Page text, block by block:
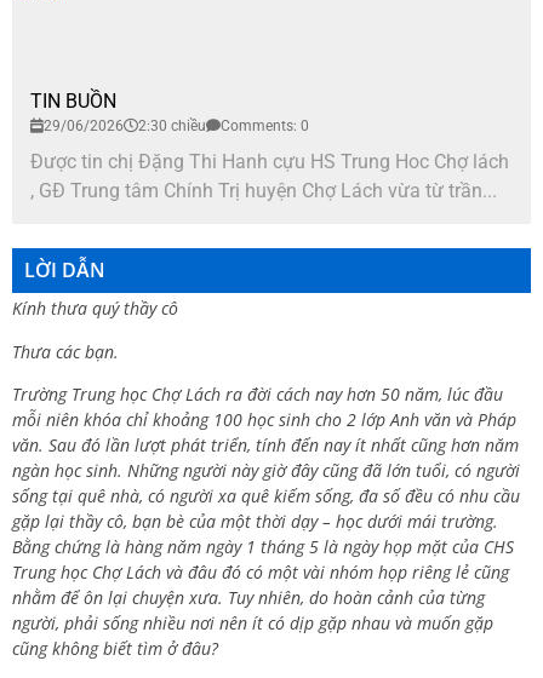
TIN BUỒN
29/06/2026 2:30 chiều Comments: 0
Được tin chị Đặng Thi Hanh cựu HS Trung Hoc Chợ lách
, GĐ Trung tâm Chính Trị huyện Chợ Lách vừa từ trần...
LỜI DẪN
Kính thưa quý thầy cô
Thưa các bạn.
Trường Trung học Chợ Lách ra đời cách nay hơn 50 năm, lúc đầu
mỗi niên khóa chỉ khoảng 100 học sinh cho 2 lớp Anh văn và Pháp
văn. Sau đó lần lượt phát triển, tính đến nay ít nhất cũng hơn năm
ngàn học sinh. Những người này giờ đây cũng đã lớn tuổi, có người
sống tại quê nhà, có người xa quê kiếm sống, đa số đều có nhu cầu
gặp lại thầy cô, bạn bè của một thời dạy – học dưới mái trường.
Bằng chứng là hàng năm ngày 1 tháng 5 là ngày họp mặt của CHS
Trung học Chợ Lách và đâu đó có một vài nhóm họp riêng lẻ cũng
nhằm để ôn lại chuyện xưa. Tuy nhiên, do hoàn cảnh của từng
người, phải sống nhiều nơi nên ít có dịp gặp nhau và muốn gặp
cũng không biết tìm ở đâu?